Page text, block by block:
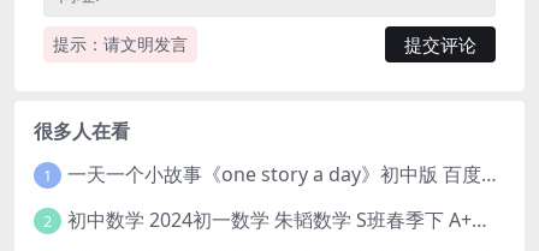
提示：请文明发言
很多人在看
1 一天一个小故事《one story a day》初中版 百度网盘分享下载
2 初中数学 2024初一数学 朱韬数学 S班春季下 A+班春季下 百度云网盘